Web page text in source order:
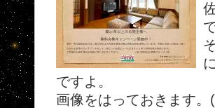
ですよ。
画像をはっておきます